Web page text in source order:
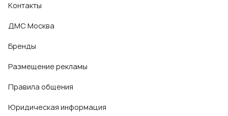
Контакты
ДМС Москва
Бренды
Размещение рекламы
Правила общения
Юридическая информация